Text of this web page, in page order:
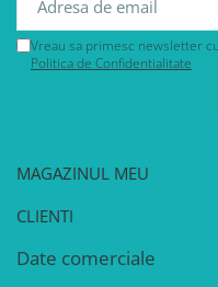
Vreau sa primesc newsletter
Politica de Confidentialitate
MAGAZINUL MEU
CLIENTI
Date comerciale